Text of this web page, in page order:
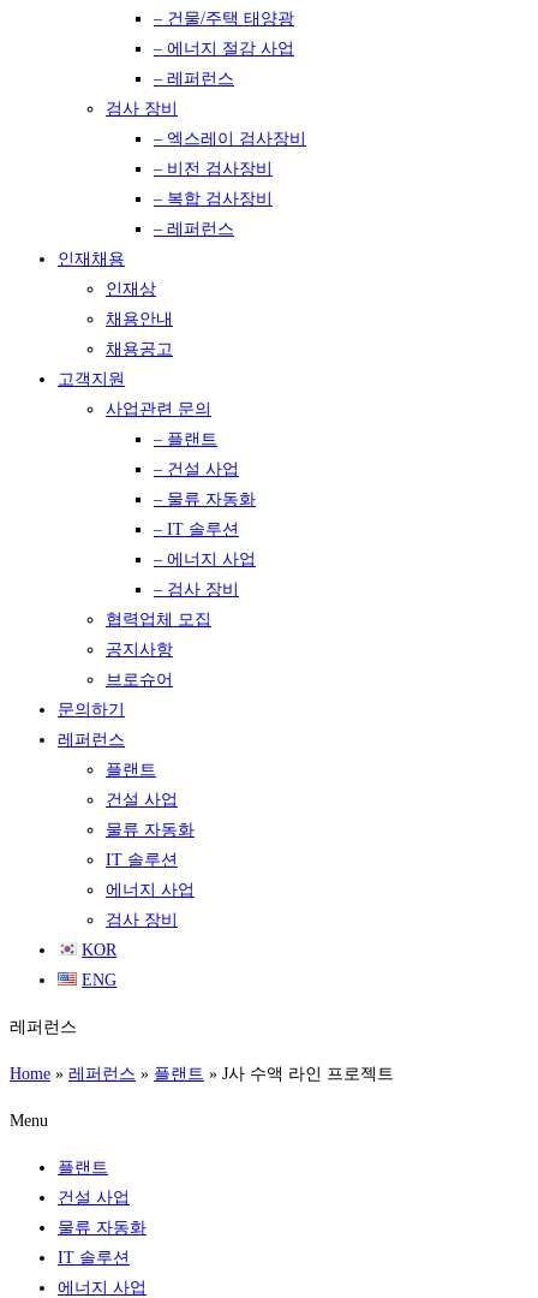
– 건물/주택 태양광
– 에너지 절감 사업
– 레퍼런스
검사 장비
– 엑스레이 검사장비
– 비전 검사장비
– 복합 검사장비
– 레퍼런스
인재채용
인재상
채용안내
채용공고
고객지원
사업관련 문의
– 플랜트
– 건설 사업
– 물류 자동화
– IT 솔루션
– 에너지 사업
– 검사 장비
협력업체 모집
공지사항
브로슈어
문의하기
레퍼런스
플랜트
건설 사업
물류 자동화
IT 솔루션
에너지 사업
검사 장비
KOR
ENG
레퍼런스
Home » 레퍼런스 » 플랜트 » J사 수액 라인 프로젝트
Menu
플랜트
건설 사업
물류 자동화
IT 솔루션
에너지 사업